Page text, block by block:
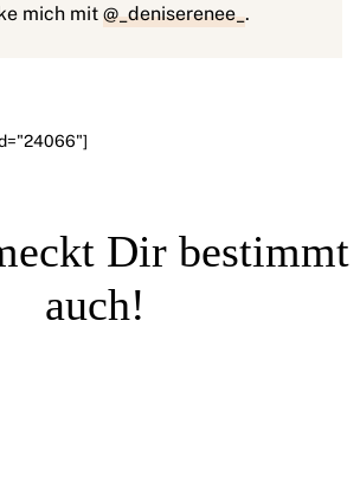
mich mit @_deniserenee_.
Dir bestimmt
auch!